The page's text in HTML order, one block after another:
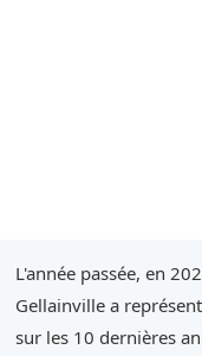
L'année passée, en
Gellainville a
sur les 10 dernières